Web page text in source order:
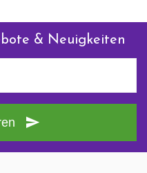
& Neuigkeiten